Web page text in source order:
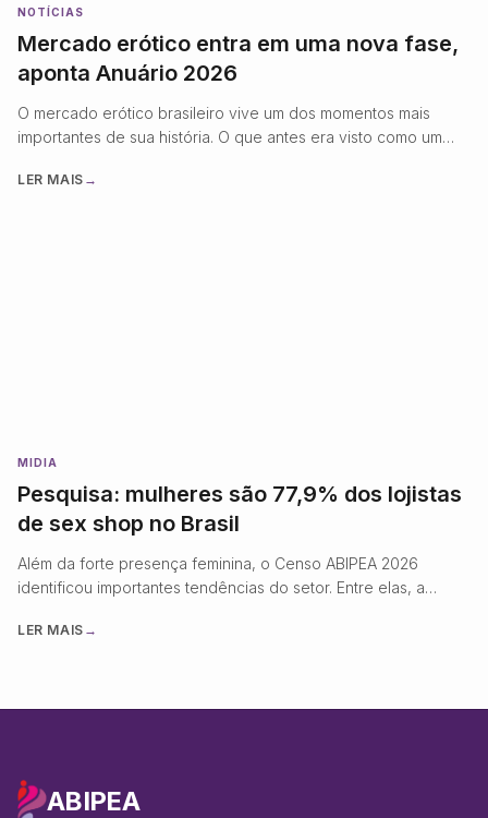
NOTÍCIAS
Mercado erótico entra em uma nova fase,
aponta Anuário 2026
O mercado erótico brasileiro vive um dos momentos mais
importantes de sua história. O que antes era visto como um
madura, altamente profissionalizada e orientada por inovação,
LER MAIS →
MIDIA
Pesquisa: mulheres são 77,9% dos lojistas
de sex shop no Brasil
Além da forte presença feminina, o Censo ABIPEA 2026
identificou importantes tendências do setor. Entre elas, a
LER MAIS →
ABIPEA